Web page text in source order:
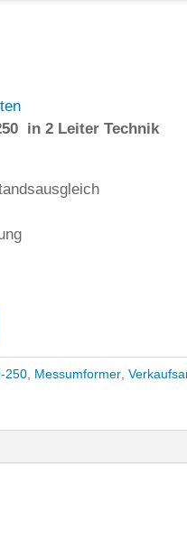
in 2 Leiter Technik
250, Messumformer,